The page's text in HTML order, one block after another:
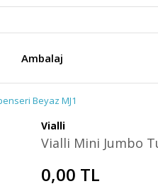
Ambalaj
Beyaz MJ1
Vialli
Vialli Mini Jumbo
0,00 TL